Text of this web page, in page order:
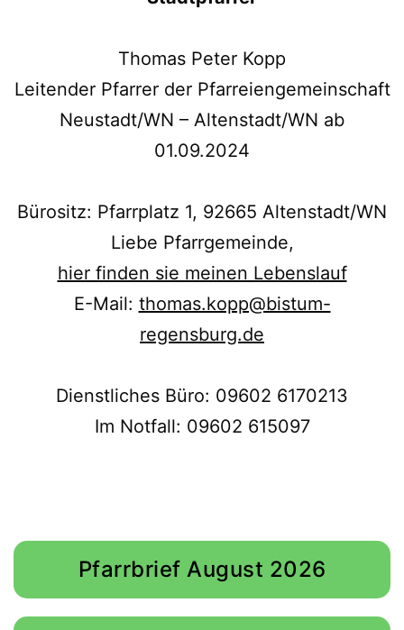
Thomas Peter Kopp
Leitender Pfarrer der Pfarreiengemeinschaft
Neustadt/WN – Altenstadt/WN ab
01.09.2024
Bürositz: Pfarrplatz 1, 92665 Altenstadt/WN
Liebe Pfarrgemeinde,
hier finden sie meinen Lebenslauf
E-Mail: thomas.kopp@bistum-
regensburg.de
Dienstliches Büro: 09602 6170213
Im Notfall: 09602 615097
Pfarrbrief August 2026